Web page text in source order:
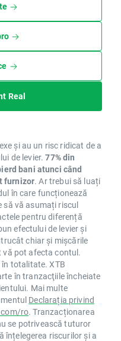
Real
și au un risc ridicat de a
de levier.77% din
bani atunci când
furnizor. Ar trebui să luați
în care funcționează
să vă asumați riscul
pentru diferență
efectului de levier și
chiar și mișcările
vă pot afecta contul.
totalitate. XTB
în tranzacţiile încheiate
Mai multe
Declarația privind
ro. Tranzacționarea
se potrivească tuturor
înțelegerea riscurilor și a